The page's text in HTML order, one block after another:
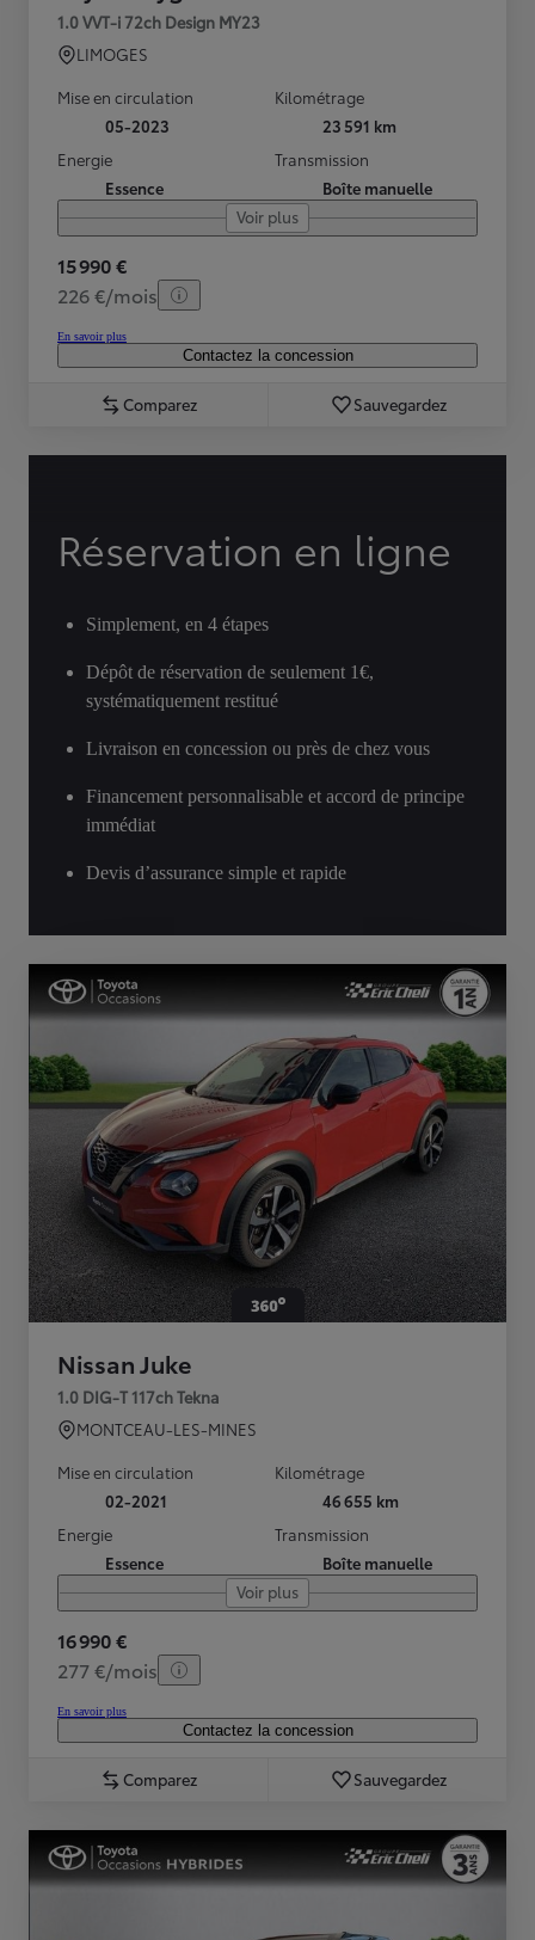
1.0 VVT-i 72ch Design MY23
LIMOGES
Mise en circulation
05-2023
Kilométrage
23 591 km
Energie
Essence
Transmission
Boîte manuelle
Voir plus
15 990 €
226 €/mois
En savoir plus
Contactez la concession
Comparez Sauvegardez
Réservation en ligne
Simplement, en 4 étapes
Dépôt de réservation de seulement 1€,
systématiquement restitué
Livraison en concession ou près de chez vous
Financement personnalisable et accord de principe
immédiat
Devis d’assurance simple et rapide
Nissan Juke
1.0 DIG-T 117ch Tekna
MONTCEAU-LES-MINES
Mise en circulation
02-2021
Kilométrage
46 655 km
Energie
Essence
Transmission
Boîte manuelle
Voir plus
16 990 €
277 €/mois
En savoir plus
Contactez la concession
Comparez Sauvegardez